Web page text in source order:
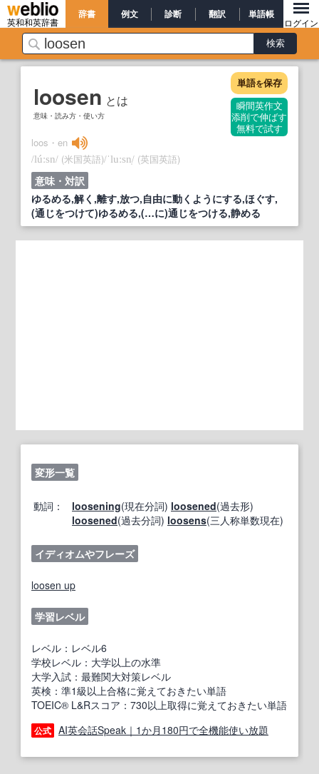
英和和英辞書
辞書 例文 診断 翻訳 単語帳
ログイン
loosen とは
意味・読み方・使い方
単語を保存
瞬間英作文
添削で伸ばす
無料で試す
loos・en
/lúːsn/ (米国英語)/ˈluːsn̩/ (英国英語)
意味・対訳
ゆるめる,解く,離す,放つ,自由に動くようにする,ほぐす,
(通じをつけて)ゆるめる,(…に)通じをつける,静める
変形一覧
動詞： loosening(現在分詞) loosened(過去形)
loosened(過去分詞) loosens(三人称単数現在)
イディオムやフレーズ
loosen up
学習レベル
レベル：レベル6
学校レベル：大学以上の水準
大学入試：最難関大対策レベル
英検：準1級以上合格に覚えておきたい単語
TOEIC® L&Rスコア：730以上取得に覚えておきたい単語
公式 AI英会話Speak｜1か月180円で全機能使い放題